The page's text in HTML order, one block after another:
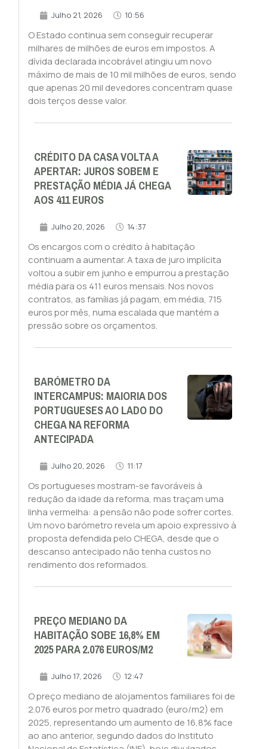
Julho 21, 2026 10:56
O Estado continua sem conseguir recuperar
milhares de milhões de euros em impostos. A
dívida declarada incobrável atingiu um novo
máximo de mais de 10 mil milhões de euros, sendo
que apenas 20 mil devedores concentram quase
dois terços desse valor.
CRÉDITO DA CASA VOLTA A
APERTAR: JUROS SOBEM E
PRESTAÇÃO MÉDIA JÁ CHEGA
AOS 411 EUROS
Julho 20, 2026 14:37
Os encargos com o crédito à habitação
continuam a aumentar. A taxa de juro implícita
voltou a subir em junho e empurrou a prestação
média para os 411 euros mensais. Nos novos
contratos, as famílias já pagam, em média, 715
euros por mês, numa escalada que mantém a
pressão sobre os orçamentos.
BARÓMETRO DA
INTERCAMPUS: MAIORIA DOS
PORTUGUESES AO LADO DO
CHEGA NA REFORMA
ANTECIPADA
Julho 20, 2026 11:17
Os portugueses mostram-se favoráveis à
redução da idade da reforma, mas traçam uma
linha vermelha: a pensão não pode sofrer cortes.
Um novo barómetro revela um apoio expressivo à
proposta defendida pelo CHEGA, desde que o
descanso antecipado não tenha custos no
rendimento dos reformados.
PREÇO MEDIANO DA
HABITAÇÃO SOBE 16,8% EM
2025 PARA 2.076 EUROS/M2
Julho 17, 2026 12:47
O preço mediano de alojamentos familiares foi de
2.076 euros por metro quadrado (euro/m2) em
2025, representando um aumento de 16,8% face
ao ano anterior, segundo dados do Instituto